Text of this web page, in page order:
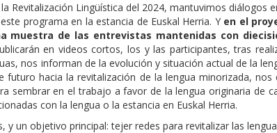
Revitalización Lingüística del 2024, mantuvimos diálogos
programa en la estancia de Euskal Herria. Y en el
muestra de las entrevistas mantenidas con
en videos cortos, los y las participantes, tras
nos informan de la evolución y situación actual de la
hacia la revitalización de la lengua minorizada, nos
sembrar en el trabajo a favor de la lengua originaria de
con la lengua o la estancia en Euskal Herria.
y un objetivo principal: tejer redes para revitalizar las